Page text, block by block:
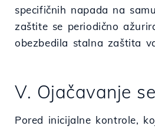
specifičnih napada na
zaštite se periodično
obezbedila stalna zaštita
V. Ojačavanje
Pored inicijalne kontrole,